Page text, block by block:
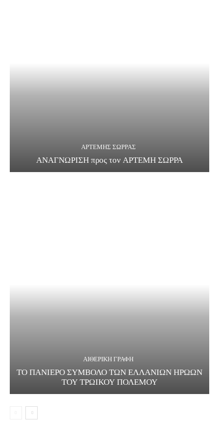
ΑΡΤΕΜΗΣ ΣΩΡΡΑΣ
ΑΝΑΓΝΩΡΙΣΗ προς τον ΑΡΤΕΜΗ ΣΩΡΡΑ
ΑΙΘΕΡΙΚΗ ΓΡΑΦΗ
ΤΟ ΠΑΝΙΕΡΟ ΣΥΜΒΟΛΟ ΤΩΝ ΕΛΛΑΝΙΩΝ ΗΡΩΩΝ
ΤΟΥ ΤΡΩΙΚΟΥ ΠΟΛΕΜΟΥ